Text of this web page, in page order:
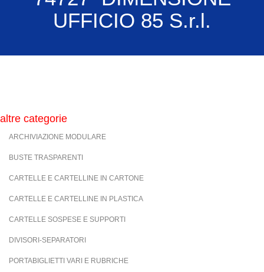
UFFICIO 85 S.r.l.
altre categorie
ARCHIVIAZIONE MODULARE
BUSTE TRASPARENTI
CARTELLE E CARTELLINE IN CARTONE
CARTELLE E CARTELLINE IN PLASTICA
CARTELLE SOSPESE E SUPPORTI
DIVISORI-SEPARATORI
PORTABIGLIETTI VARI E RUBRICHE